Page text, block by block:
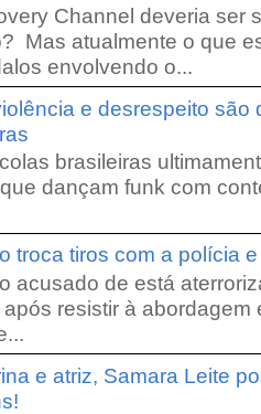
Channel deveria ser
Mas atualmente o que
envolvendo o...
e desrespeito são
brasileiras
dançam funk com
troca tiros com a polícia
acusado de está
após resistir à
e atriz, Samara Leite